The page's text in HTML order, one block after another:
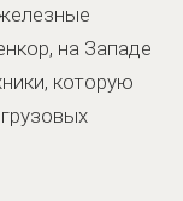
на Западе
которую